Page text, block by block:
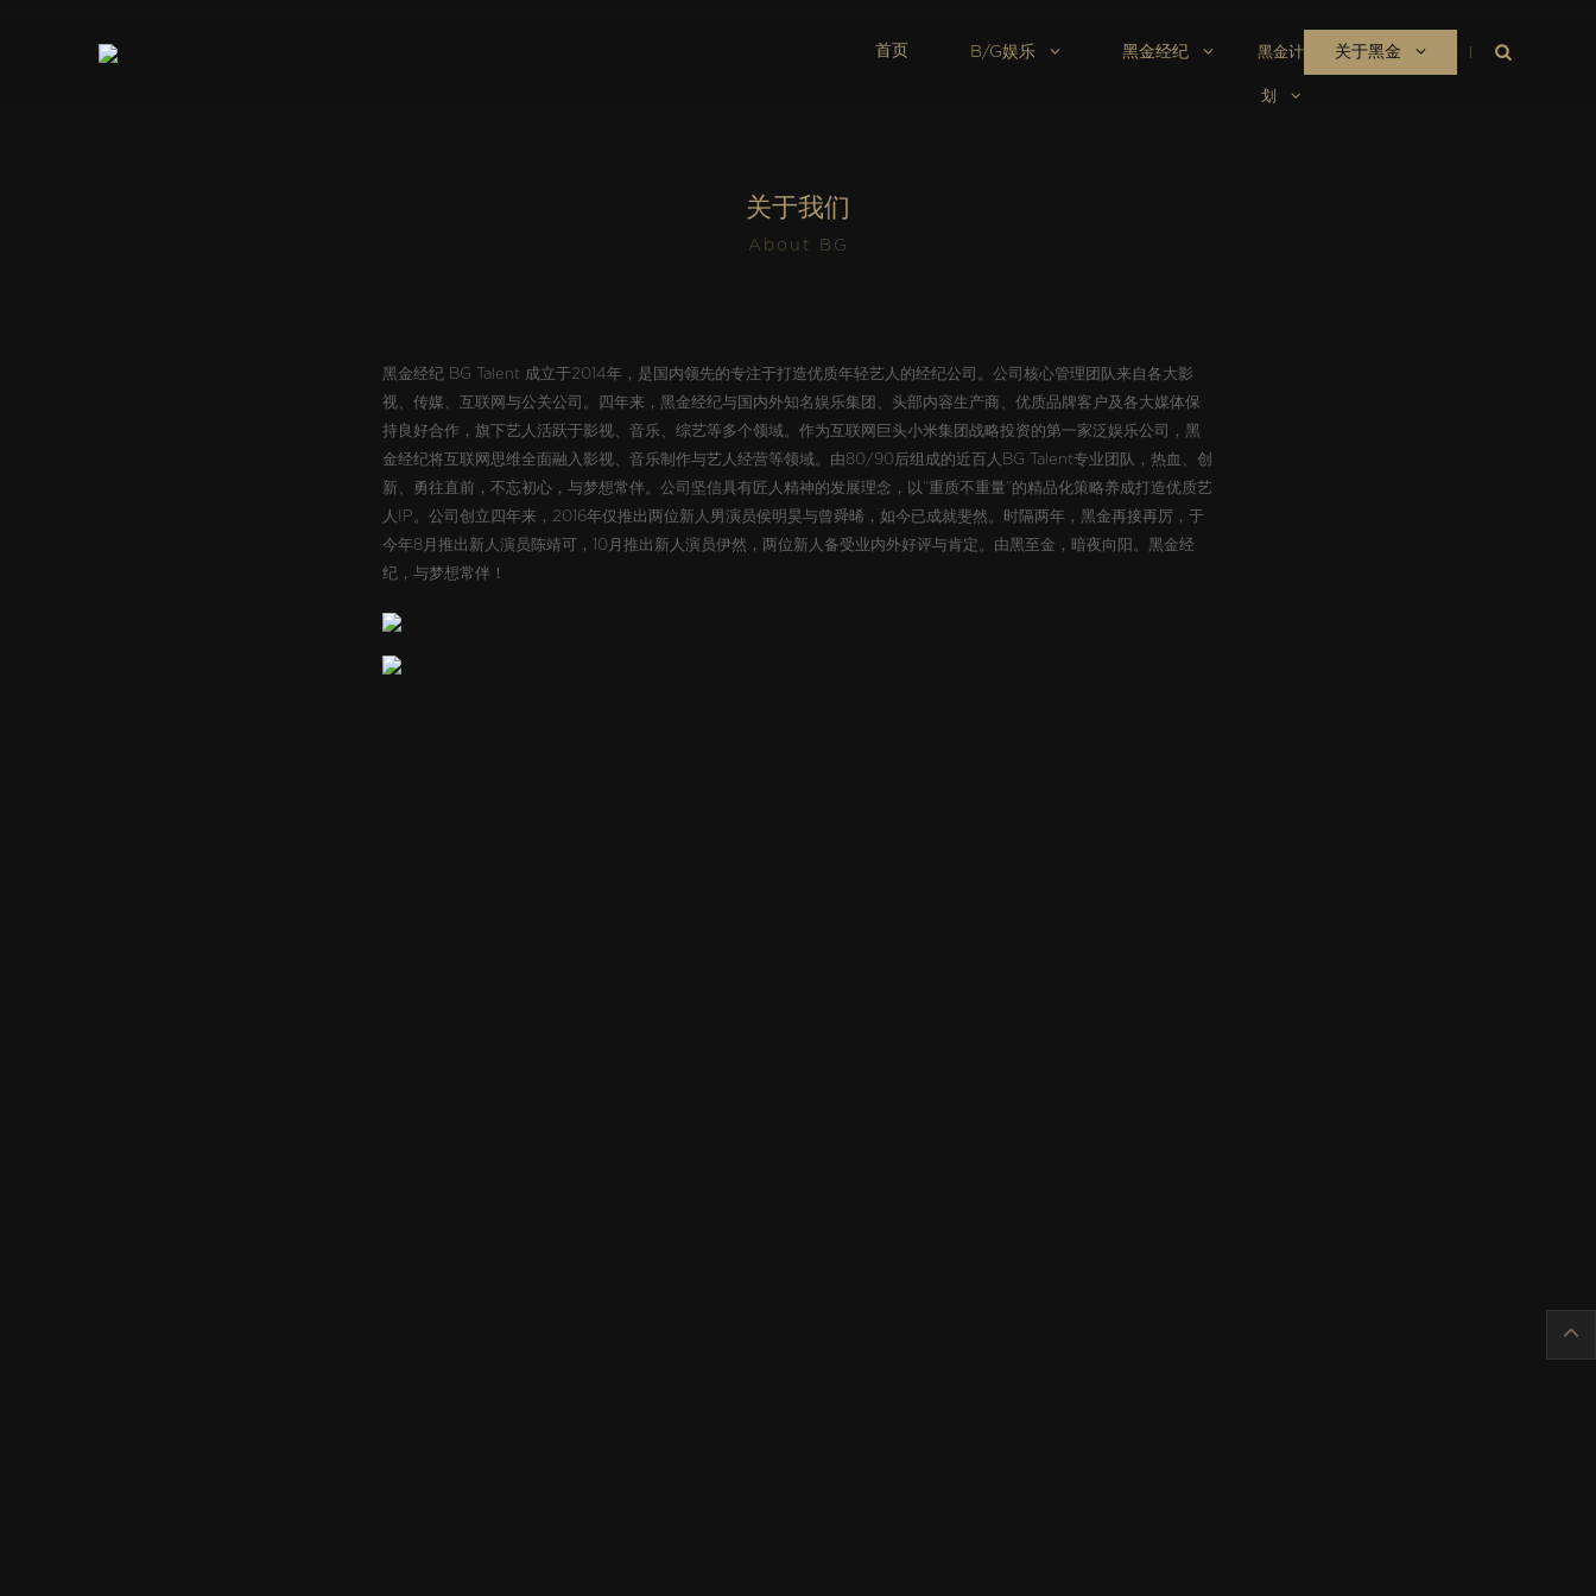
首页 B/G娱乐 黑金经纪 黑金计
划
关于黑金
关于我们
About BG
黑金经纪 BG Talent 成立于2014年，是国内领先的专注于打造优质年轻艺人的经纪公司。公司核心管理团队来自各大影
视、传媒、互联网与公关公司。四年来，黑金经纪与国内外知名娱乐集团、头部内容生产商、优质品牌客户及各大媒体保
持良好合作，旗下艺人活跃于影视、音乐、综艺等多个领域。作为互联网巨头小米集团战略投资的第一家泛娱乐公司，黑
金经纪将互联网思维全面融入影视、音乐制作与艺人经营等领域。由80/90后组成的近百人BG Talent专业团队，热血、创
新、勇往直前，不忘初心，与梦想常伴。公司坚信具有匠人精神的发展理念，以“重质不重量”的精品化策略养成打造优质艺
人IP。 公司创立四年来，2016年仅推出两位新人男演员侯明昊与曾舜晞，如今已成就斐然。时隔两年，黑金再接再厉，于
今年8月推出新人演员陈靖可，10月推出新人演员伊然，两位新人备受业内外好评与肯定。由黑至金，暗夜向阳。黑金经
纪，与梦想常伴！